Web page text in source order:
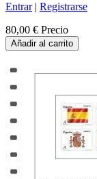
Entrar| Registrarse
80,00 € Precio
Añadir al carrito